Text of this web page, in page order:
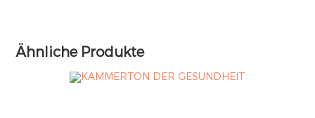
Ähnliche Produkte